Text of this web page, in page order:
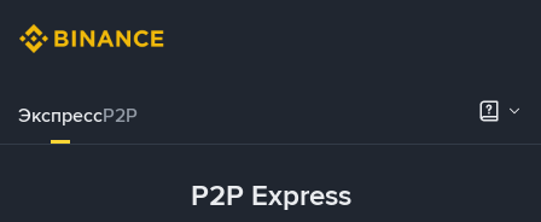
ЭкспрессP2P
P2P Express